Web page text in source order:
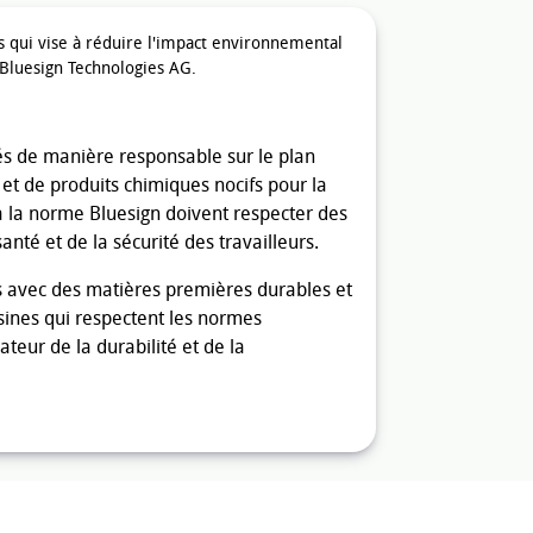
vise à réduire l'impact environnemental
Technologies AG.
de manière responsable sur le plan
de produits chimiques nocifs pour la
norme Bluesign doivent respecter des
et de la sécurité des travailleurs.
des matières premières durables et
qui respectent les normes
de la durabilité et de la